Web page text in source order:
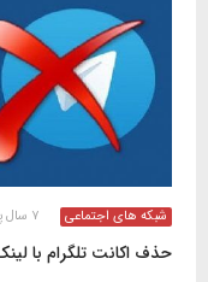
شبکه های اجتماعی ۷ سال پیش
حذف اکانت تلگرام با